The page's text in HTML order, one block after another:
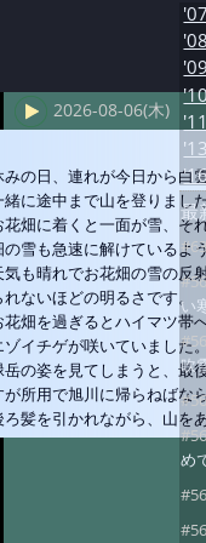
2026-08-06(木)
みの日、連れが今日から白
緒に途中まで山を登りまし
花畑に着くと一面が雪、そ
の雪も急速に解けているよ
気も晴れでお花畑の雪の反
れないほどの明るさです。
花畑を過ぎるとハイマツ帯
ゾイチゲが咲いていました
岳の姿を見てしまうと、最
が所用で旭川に帰らねばな
ろ髪を引かれながら、山を
'07
'08
'09
'11
'13
最
い
吹
め